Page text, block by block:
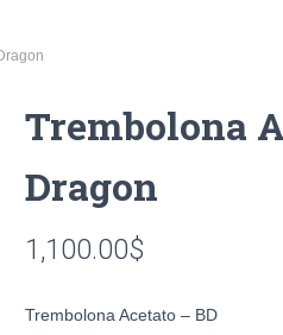
Trembolona
Dragon
1,100.00$
Trembolona Acetato – BD